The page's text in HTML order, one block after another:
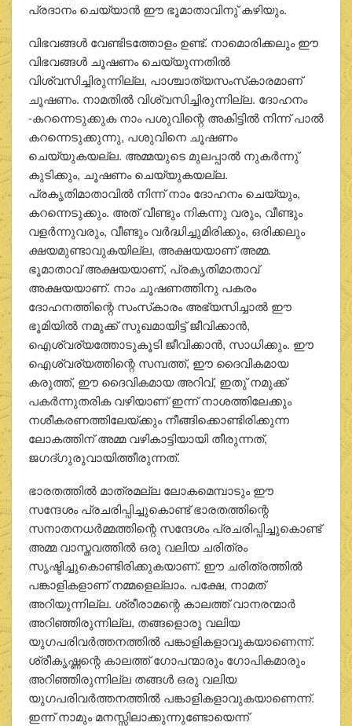
പ്രദാനം ചെയ്യാന്‍ ഈ ഭൂമാതാവിനു് കഴിയും.
വിഭവങ്ങള്‍ വേണ്ടിടത്തോളം ഉണ്ട്. നാമൊരിക്കലും ഈ
വിഭവങ്ങള്‍ ചൂഷണം ചെയ്യുന്നതില്‍
വിശ്വസിച്ചിരുന്നില്ല, പാശ്ചാത്യസംസ്‌കാരമാണ്
ചൂഷണം. നാമതില്‍ വിശ്വസിച്ചിരുന്നില്ല. ദോഹനം
-കറന്നെടുക്കുക നാം പശുവിന്റെ അകിട്ടില്‍ നിന്ന് പാല്‍
കറന്നെടുക്കുന്നു, പശുവിനെ ചൂഷണം
ചെയ്യുകയല്ല. അമ്മയുടെ മുലപ്പാല്‍ നുകര്‍ന്നു്
കുടിക്കും, ചൂഷണം ചെയ്യുകയല്ല.
പ്രകൃതിമാതാവില്‍ നിന്ന് നാം ദോഹനം ചെയ്യും,
കറന്നെടുക്കും. അത് വീണ്ടും നികന്നു വരും, വീണ്ടും
വളര്‍ന്നുവരും, വീണ്ടും വര്‍ദ്ധിച്ചുമിരിക്കും, ഒരിക്കലും
ക്ഷയമുണ്ടാവുകയില്ല, അക്ഷയയാണ് അമ്മ.
ഭൂമാതാവ് അക്ഷയയാണ്, പ്രകൃതിമാതാവ്
അക്ഷയയാണ്. നാം ചൂഷണത്തിനു പകരം
ദോഹനത്തിന്റെ സംസ്‌കാരം അഭ്യസിച്ചാല്‍ ഈ
ഭൂമിയില്‍ നമുക്ക് സുഖമായിട്ട് ജീവിക്കാന്‍,
ഐശ്വര്യത്തോടുകൂടി ജീവിക്കാന്‍, സാധിക്കും. ഈ
ഐശ്വര്യത്തിന്റെ സമ്പത്ത്, ഈ ദൈവികമായ
കരുത്ത്, ഈ ദൈവികമായ അറിവ്, ഇതു് നമുക്ക്
പകര്‍ന്നുതരിക വഴിയാണ് ഇന്ന് നാശത്തിലേക്കും
നശീകരണത്തിലേയ്ക്കും നീങ്ങിക്കൊണ്ടിരിക്കുന്ന
ലോകത്തിന് അമ്മ വഴികാട്ടിയായി തീരുന്നത്,
ജഗദ്ഗുരുവായിത്തീരുന്നത്.
ഭാരതത്തില്‍ മാത്രമല്ല ലോകമെമ്പാടും ഈ
സന്ദേശം പ്രചരിപ്പിച്ചുകൊണ്ട് ഭാരതത്തിന്റെ
സനാതനധര്‍മ്മത്തിന്റെ സന്ദേശം പ്രചരിപ്പിച്ചുകൊണ്ട്
അമ്മ വാസ്തവത്തില്‍ ഒരു വലിയ ചരിത്രം
സൃഷ്ടിച്ചുകൊണ്ടിരിക്കുകയാണ്. ഈ ചരിത്രത്തില്‍
പങ്കാളികളാണ് നമ്മളെല്ലാം. പക്ഷേ, നാമത്
അറിയുന്നില്ല. ശ്രീരാമന്റെ കാലത്ത് വാനരന്മാര്‍
അറിഞ്ഞിരുന്നില്ല, തങ്ങളൊരു വലിയ
യുഗപരിവര്‍ത്തനത്തില്‍ പങ്കാളികളാവുകയാണെന്ന്.
ശ്രീകൃഷ്ണന്റെ കാലത്ത് ഗോപന്മാരും ഗോപികമാരും
അറിഞ്ഞിരുന്നില്ല തങ്ങള്‍ ഒരു വലിയ
യുഗപരിവര്‍ത്തനത്തില്‍ പങ്കാളികളാവുകയാണെന്ന്.
ഇന്ന് നാമും മനസ്സിലാക്കുന്നുണ്ടോയെന്ന്